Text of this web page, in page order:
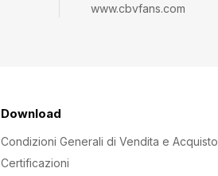
www.cbvfans.com
Download
Condizioni Generali di Vendita e Acquisto
Certificazioni